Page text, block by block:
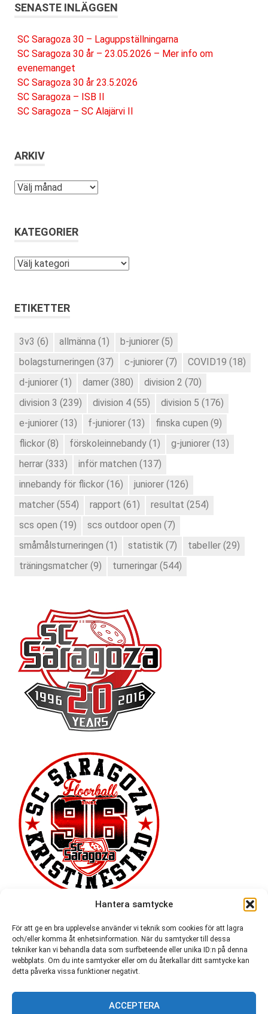
Hantera samtycke
För att ge en bra upplevelse använder vi teknik som cookies för att lagra
och/eller komma åt enhetsinformation. När du samtycker till dessa
tekniker kan vi behandla data som surfbeteende eller unika ID:n på denna
webbplats. Om du inte samtycker eller om du återkallar ditt samtycke kan
detta påverka vissa funktioner negativt.
ACCEPTERA
SENASTE INLÄGGEN
SC Saragoza 30 – Laguppställningarna
SC Saragoza 30 år – 23.05.2026 – Mer info om
evenemanget
SC Saragoza 30 år 23.5.2026
SC Saragoza – ISB II
SC Saragoza – SC Alajärvi II
ARKIV
Arkiv
KATEGORIER
Kategorier
ETIKETTER
3v3 (6) allmänna (1) b-juniorer (5)
bolagsturneringen (37) c-juniorer (7) COVID19 (18)
d-juniorer (1) damer (380) division 2 (70)
division 3 (239) division 4 (55) division 5 (176)
e-juniorer (13) f-juniorer (13) finska cupen (9)
flickor (8) förskoleinnebandy (1) g-juniorer (13)
herrar (333) inför matchen (137)
innebandy för flickor (16) juniorer (126)
matcher (554) rapport (61) resultat (254)
scs open (19) scs outdoor open (7)
småmålsturneringen (1) statistik (7) tabeller (29)
träningsmatcher (9) turneringar (544)